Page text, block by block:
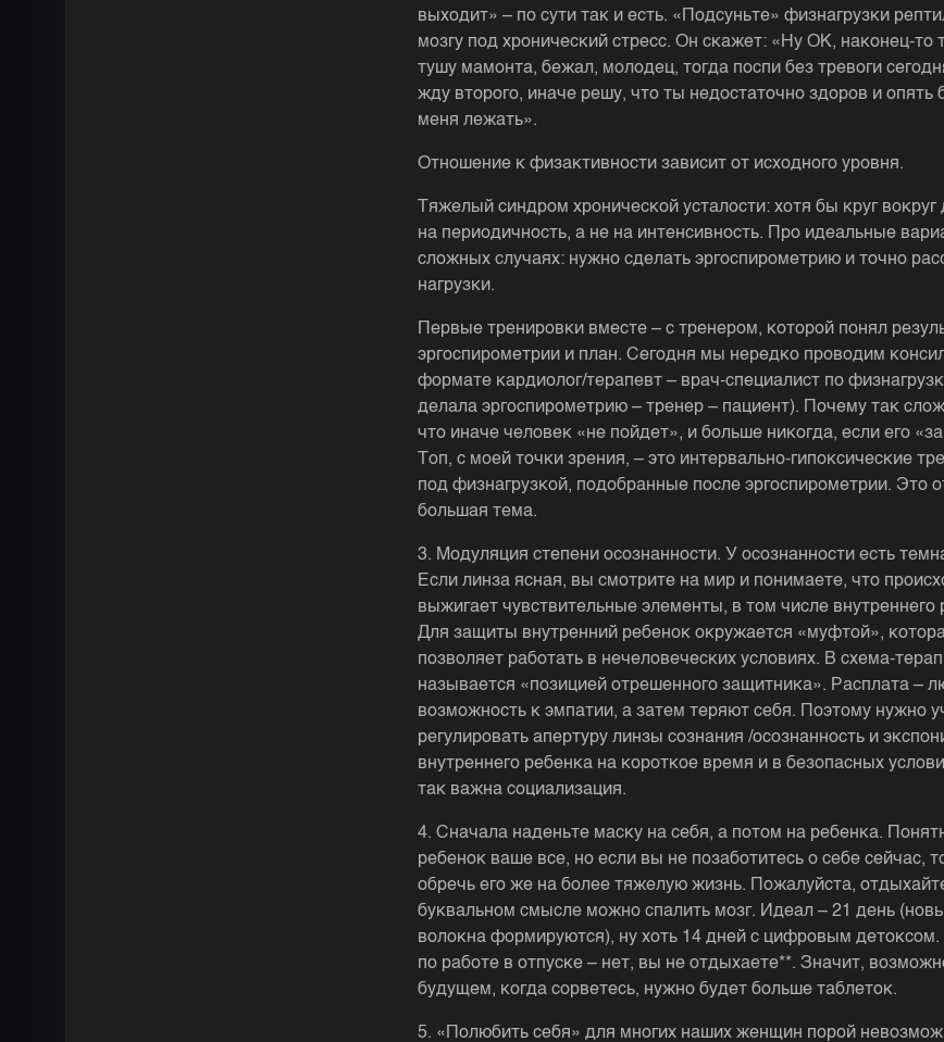
выходит» – по сути так и есть. «Подсуньте» физнагрузки
мозгу под хронический стресс. Он скажет: «Ну ОК, наконец-то
тушу мамонта, бежал, молодец, тогда поспи без тревоги
жду второго, иначе решу, что ты недостаточно здоров и опять
меня лежать».
Отношение к физактивности зависит от исходного уровня.
Тяжелый синдром хронической усталости: хотя бы круг
на периодичность, а не на интенсивность. Про идеальные
сложных случаях: нужно сделать эргоспирометрию и точно
нагрузки.
Первые тренировки вместе – с тренером, которой понял
эргоспирометрии и план. Сегодня мы нередко проводим
формате кардиолог/терапевт – врач-специалист по
делала эргоспирометрию – тренер – пациент). Почему так
что иначе человек «не пойдет», и больше никогда, если его
Топ, с моей точки зрения, – это интервально-гипоксические
под физнагрузкой, подобранные после эргоспирометрии. Это
большая тема.
3. Модуляция степени осознанности. У осознанности есть
Если линза ясная, вы смотрите на мир и понимаете, что
выжигает чувствительные элементы, в том числе внутреннего
Для защиты внутренний ребенок окружается «муфтой»,
позволяет работать в нечеловеческих условиях. В схема-
называется «позицией отрешенного защитника». Расплата –
возможность к эмпатии, а затем теряют себя. Поэтому нужно
регулировать апертуру линзы сознания /осознанность и
внутреннего ребенка на короткое время и в безопасных
так важна социализация.
4. Сначала наденьте маску на себя, а потом на ребенка.
ребенок ваше все, но если вы не позаботитесь о себе сейчас,
обречь его же на более тяжелую жизнь. Пожалуйста,
буквальном смысле можно спалить мозг. Идеал – 21 день
волокна формируются), ну хоть 14 дней с цифровым
по работе в отпуске – нет, вы не отдыхаете**. Значит,
будущем, когда сорветесь, нужно будет больше таблеток.
5. «Полюбить себя» для многих наших женщин порой